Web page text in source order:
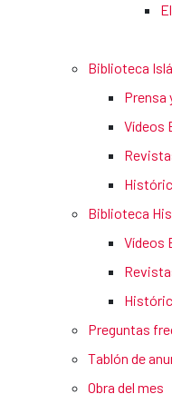
Biblioteca
Prensa
Vídeos
Biblioteca
Vídeos
Preguntas
Tablón de
Obra del mes